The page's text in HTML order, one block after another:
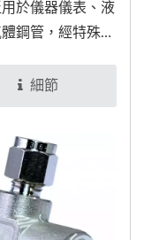
於儀器儀表、液
鋼管，經特殊處
細節